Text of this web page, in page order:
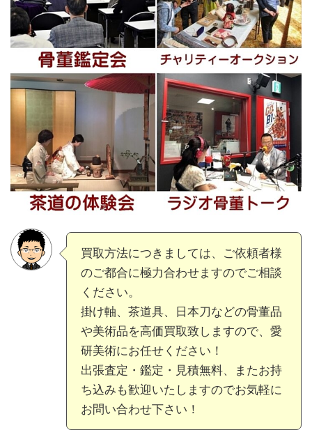
買取方法につきましては、ご依頼者様
のご都合に極力合わせますのでご相談
ください。
掛け軸、茶道具、日本刀などの骨董品
や美術品を高価買取致しますので、愛
研美術にお任せください！
出張査定・鑑定・見積無料、またお持
ち込みも歓迎いたしますのでお気軽に
お問い合わせ下さい！